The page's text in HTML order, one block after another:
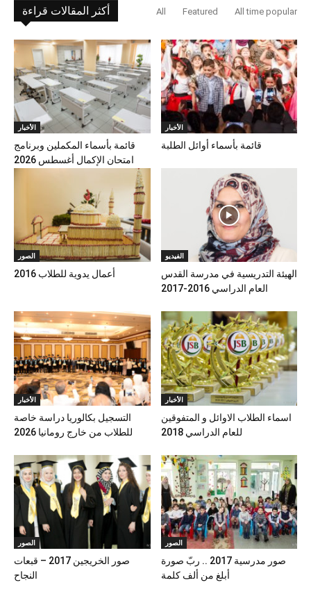
أكثر المقالات قراءة All Featured All time popular
الأخبار
قائمة بأسماء المكملين وبرنامج
امتحان الإكمال أغسطس 2026
الأخبار
قائمة بأسماء أوائل الطلبة
الصور
أعمال يدوية للطلاب 2016
الفيديو
الهيئة التدريسية في مدرسة القدس
العام الدراسي 2016-2017
الأخبار
التسجيل بكالوريا دراسة خاصة
للطلاب من خارج رومانيا 2026
الأخبار
اسماء الطلاب الاوائل و المتفوقين
للعام الدراسي 2018
الصور
صور الخريجين 2017 – قبعات
النجاح
الصور
صور مدرسية 2017 .. ربّ صورة
أبلغ من ألف كلمة